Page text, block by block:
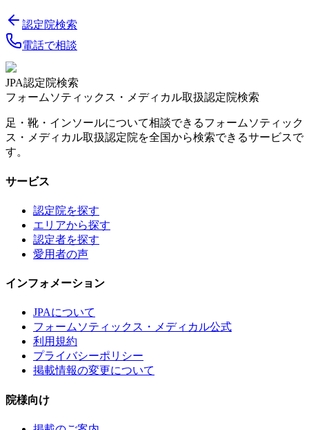
認定院検索
電話で相談
JPA認定院検索
フォームソティックス・メディカル取扱認定院検索
足・靴・インソールについて相談できるフォームソティック
ス・メディカル取扱認定院を全国から検索できるサービスで
す。
サービス
認定院を探す
エリアから探す
認定者を探す
愛用者の声
インフォメーション
JPAについて
フォームソティックス・メディカル公式
利用規約
プライバシーポリシー
掲載情報の変更について
院様向け